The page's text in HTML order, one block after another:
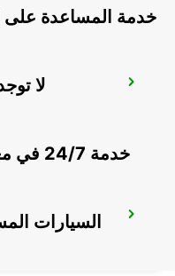
خدمة المساعدة على
لا
خدمة 24/7 في معظم المطارات الرئيسية
السيارات